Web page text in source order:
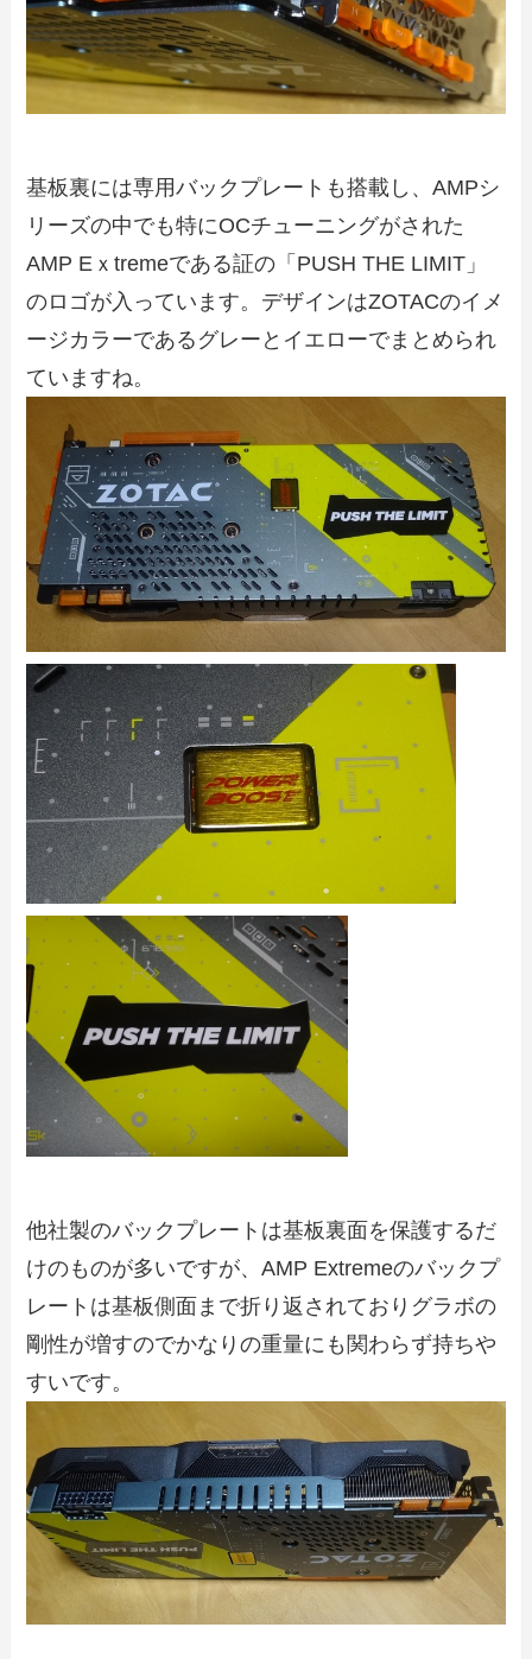
基板裏には専用バックプレートも搭載し、AMPシ
リーズの中でも特にOCチューニングがされた
AMP Eｘtremeである証の「PUSH THE LIMIT」
のロゴが入っています。デザインはZOTACのイメ
ージカラーであるグレーとイエローでまとめられ
ていますね。
他社製のバックプレートは基板裏面を保護するだ
けのものが多いですが、AMP Extremeのバックプ
レートは基板側面まで折り返されておりグラボの
剛性が増すのでかなりの重量にも関わらず持ちや
すいです。